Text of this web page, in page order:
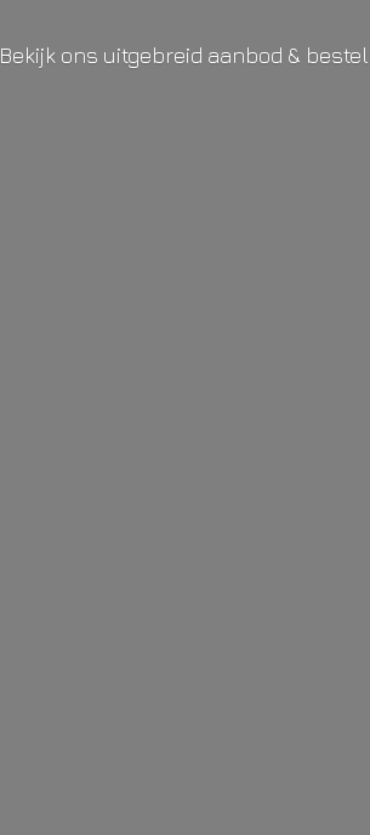
Bekijk ons uitgebreid aanbod & bestel